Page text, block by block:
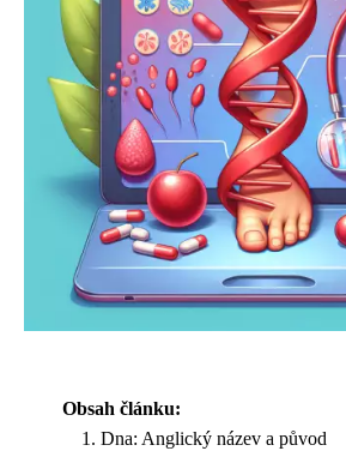
Obsah článku:
Dna: Anglický název a původ